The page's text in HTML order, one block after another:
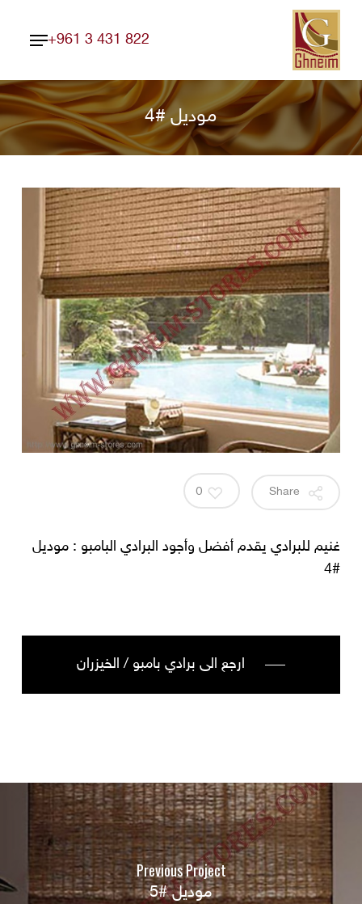
Skip
main
content
+961 3 431 822
Menu
موديل #4
0
غنيم للبرادي يقدم أفضل وأجود البرادي البامبو : موديل
#4
ارجع الى برادي بامبو / الخيزران
Previous Project
موديل #5
Close
Menu